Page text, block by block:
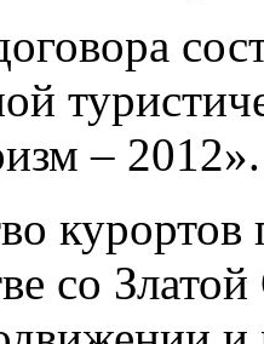
– 2012».
курортов
со